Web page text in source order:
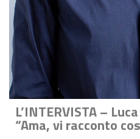
L’INTERVISTA –
“Ama, vi racconto